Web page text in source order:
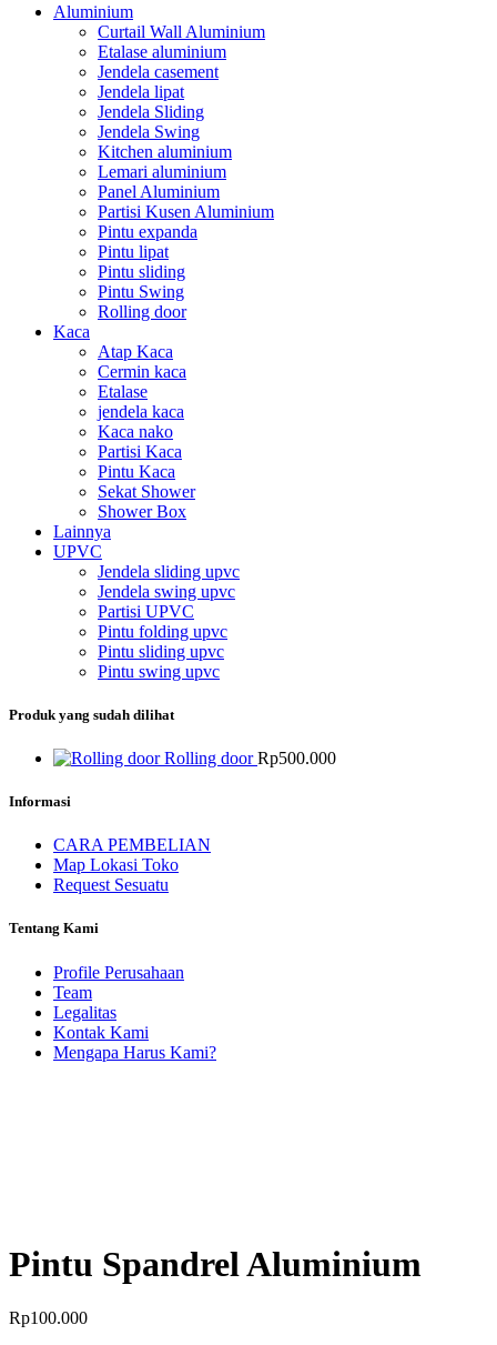
Aluminium
Curtail Wall Aluminium
Etalase aluminium
Jendela casement
Jendela lipat
Jendela Sliding
Jendela Swing
Kitchen aluminium
Lemari aluminium
Panel Aluminium
Partisi Kusen Aluminium
Pintu expanda
Pintu lipat
Pintu sliding
Pintu Swing
Rolling door
Kaca
Atap Kaca
Cermin kaca
Etalase
jendela kaca
Kaca nako
Partisi Kaca
Pintu Kaca
Sekat Shower
Shower Box
Lainnya
UPVC
Jendela sliding upvc
Jendela swing upvc
Partisi UPVC
Pintu folding upvc
Pintu sliding upvc
Pintu swing upvc
Produk yang sudah dilihat
Rolling door Rp500.000
Informasi
CARA PEMBELIAN
Map Lokasi Toko
Request Sesuatu
Tentang Kami
Profile Perusahaan
Team
Legalitas
Kontak Kami
Mengapa Harus Kami?
Pintu Spandrel Aluminium
Rp100.000